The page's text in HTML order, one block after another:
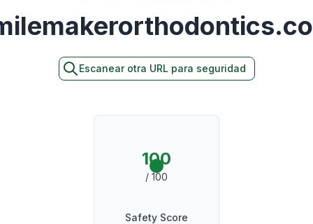
Escanear otra URL para seguridad
100
/ 100
Safety Score